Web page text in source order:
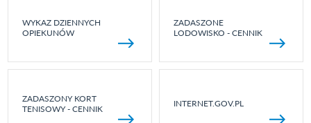
WYKAZ DZIENNYCH
OPIEKUNÓW
ZADASZONE
LODOWISKO - CENNIK
ZADASZONY KORT
TENISOWY - CENNIK
INTERNET.GOV.PL